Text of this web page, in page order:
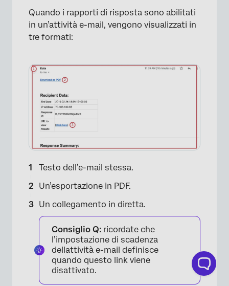
Quando i rapporti di risposta sono abilitati
in un’attività e-mail, vengono visualizzati in
tre formati:
Testo dell’e-mail stessa.
Un’esportazione in PDF.
Un collegamento in diretta.
Consiglio Q: ricordate che
l’impostazione di scadenza
dellattività e-mail definisce
quando questo link viene
disattivato.